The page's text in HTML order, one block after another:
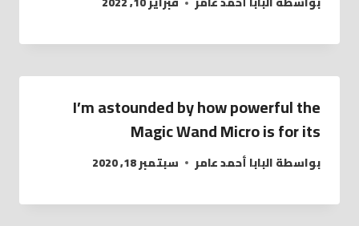
I’m astounded by how powerful the
Magic Wand Micro is for its
بواسطةالبابا أحمد عامر سبتمبر 18, 2020